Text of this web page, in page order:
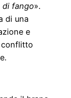
di fango».
di una
e
conflitto